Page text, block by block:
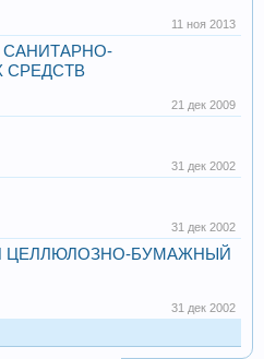
11 ноя 2013
СРЕДСТВ
21 дек 2009
31 дек 2002
31 дек 2002
ЦЕЛЛЮЛОЗНО-БУМАЖНЫЙ
31 дек 2002